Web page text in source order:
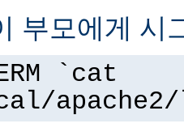
부모에게 시
`cat